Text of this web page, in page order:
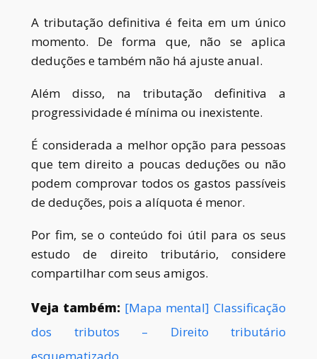
A tributação definitiva é feita em um único
momento. De forma que, não se aplica
deduções e também não há ajuste anual.
Além disso, na tributação definitiva a
progressividade é mínima ou inexistente.
É considerada a melhor opção para pessoas
que tem direito a poucas deduções ou não
podem comprovar todos os gastos passíveis
de deduções, pois a alíquota é menor.
Por fim, se o conteúdo foi útil para os seus
estudo de direito tributário, considere
compartilhar com seus amigos.
Veja também: [Mapa mental] Classificação
dos tributos – Direito tributário